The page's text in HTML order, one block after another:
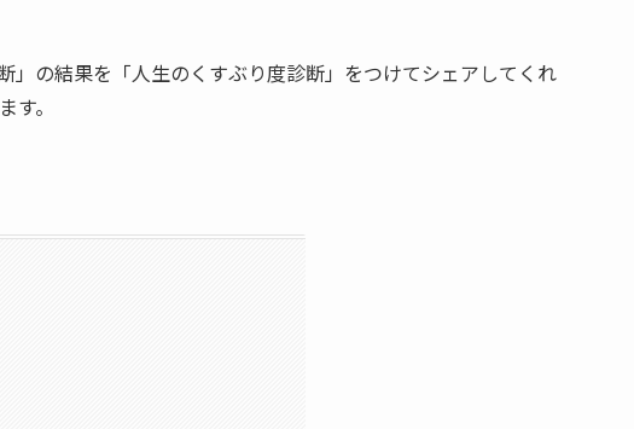
」の結果を「人生のくすぶり度診断」をつけてシェアしてくれ
。